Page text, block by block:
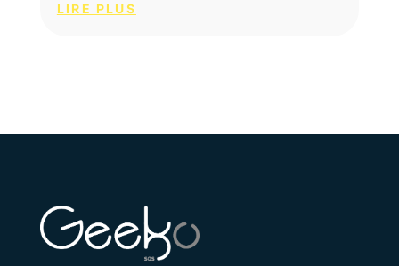
LIRE PLUS